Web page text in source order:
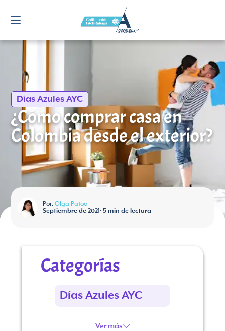
Días Azules AYC
¿Cómo comprar casa en
Colombia desde el exterior?
Por: Olga Patoa
Septiembre de 2021• 5min de lectura
Categorías
Días Azules AYC
Ver más